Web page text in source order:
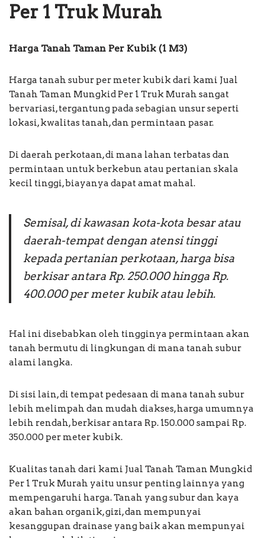
Per 1 Truk Murah
Harga Tanah Taman Per Kubik (1 M3)
Harga tanah subur per meter kubik dari kami Jual
Tanah Taman Mungkid Per 1 Truk Murah sangat
bervariasi, tergantung pada sebagian unsur seperti
lokasi, kwalitas tanah, dan permintaan pasar.
Di daerah perkotaan, di mana lahan terbatas dan
permintaan untuk berkebun atau pertanian skala
kecil tinggi, biayanya dapat amat mahal.
Semisal, di kawasan kota-kota besar atau
daerah-tempat dengan atensi tinggi
kepada pertanian perkotaan, harga bisa
berkisar antara Rp. 250.000 hingga Rp.
400.000 per meter kubik atau lebih.
Hal ini disebabkan oleh tingginya permintaan akan
tanah bermutu di lingkungan di mana tanah subur
alami langka.
Di sisi lain, di tempat pedesaan di mana tanah subur
lebih melimpah dan mudah diakses, harga umumnya
lebih rendah, berkisar antara Rp. 150.000 sampai Rp.
350.000 per meter kubik.
Kualitas tanah dari kami Jual Tanah Taman Mungkid
Per 1 Truk Murah yaitu unsur penting lainnya yang
mempengaruhi harga. Tanah yang subur dan kaya
akan bahan organik, gizi, dan mempunyai
kesanggupan drainase yang baik akan mempunyai